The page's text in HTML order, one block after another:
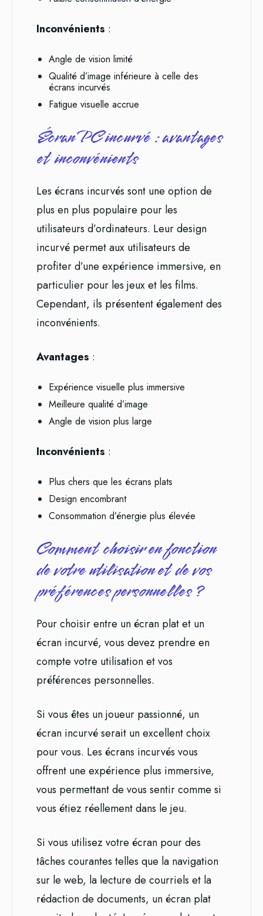
Inconvénients :
Angle de vision limité
Qualité d’image inférieure à celle des
écrans incurvés
Fatigue visuelle accrue
Écran PC incurvé : avantages
et inconvénients
Les écrans incurvés sont une option de
plus en plus populaire pour les
utilisateurs d’ordinateurs. Leur design
incurvé permet aux utilisateurs de
profiter d’une expérience immersive, en
particulier pour les jeux et les films.
Cependant, ils présentent également des
inconvénients.
Avantages :
Expérience visuelle plus immersive
Meilleure qualité d’image
Angle de vision plus large
Inconvénients :
Plus chers que les écrans plats
Design encombrant
Consommation d’énergie plus élevée
Comment choisir en fonction
de votre utilisation et de vos
préférences personnelles ?
Pour choisir entre un écran plat et un
écran incurvé, vous devez prendre en
compte votre utilisation et vos
préférences personnelles.
Si vous êtes un joueur passionné, un
écran incurvé serait un excellent choix
pour vous. Les écrans incurvés vous
offrent une expérience plus immersive,
vous permettant de vous sentir comme si
vous étiez réellement dans le jeu.
Si vous utilisez votre écran pour des
tâches courantes telles que la navigation
sur le web, la lecture de courriels et la
rédaction de documents, un écran plat